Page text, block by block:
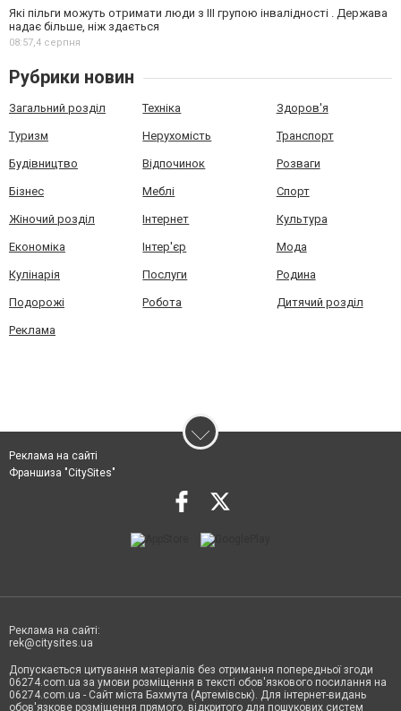
Які пільги можуть отримати люди з III групою інвалідності . Держава
надає більше, ніж здається
08:57,4 серпня
Рубрики новин
Загальний розділ Техніка Здоров'я
Туризм Нерухомість Транспорт
Будівництво Відпочинок Розваги
Бізнес Меблі Спорт
Жіночий розділ Інтернет Культура
Економіка Інтер'єр Мода
Кулінарія Послуги Родина
Подорожі Робота Дитячий розділ
Реклама
Реклама на сайті
Франшиза "CitySites"
Реклама на сайті:
rek@citysites.ua
Допускається цитування матеріалів без отримання попередньої згоди
06274.com.ua за умови розміщення в тексті обов'язкового посилання на
06274.com.ua - Сайт міста Бахмута (Артемівськ). Для інтернет-видань
обов'язкове розміщення прямого, відкритого для пошукових систем